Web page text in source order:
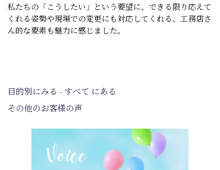
私たちの「こうしたい」という要望に、できる限り応えて
くれる姿勢や現場での変更にも対応してくれる、工務店さ
ん的な要素も魅力に感じました。
目的別にみる - すべて にある
その他のお客様の声